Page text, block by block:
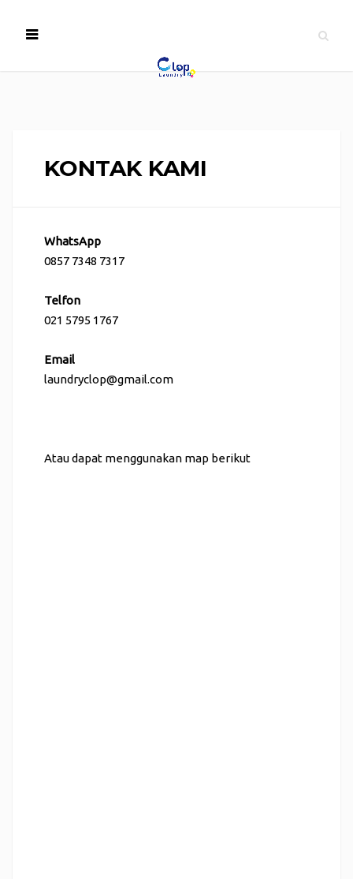
KONTAK KAMI
WhatsApp
0857 7348 7317
Telfon
021 5795 1767
Email
laundryclop@gmail.com
Atau dapat menggunakan map berikut